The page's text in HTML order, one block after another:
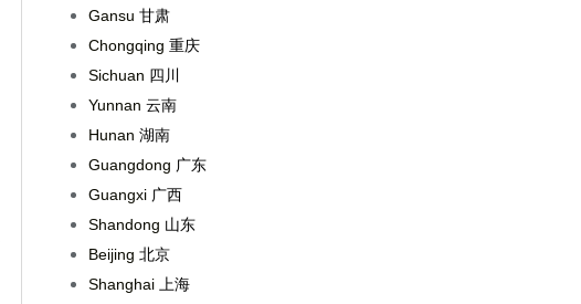
Gansu 甘肃
Chongqing 重庆
Sichuan 四川
Yunnan 云南
Hunan 湖南
Guangdong 广东
Guangxi 广西
Shandong 山东
Beijing 北京
Shanghai 上海